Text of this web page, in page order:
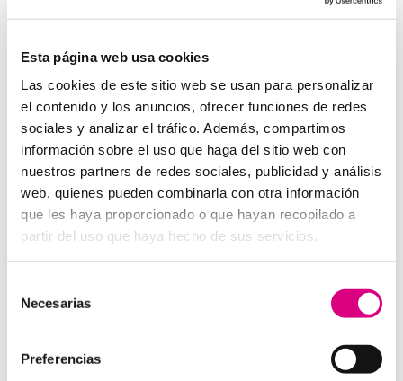
Esta página web usa cookies
Las cookies de este sitio web se usan para personalizar
el contenido y los anuncios, ofrecer funciones de redes
sociales y analizar el tráfico. Además, compartimos
información sobre el uso que haga del sitio web con
nuestros partners de redes sociales, publicidad y análisis
web, quienes pueden combinarla con otra información
que les haya proporcionado o que hayan recopilado a
partir del uso que haya hecho de sus servicios.
Necesarias
Preferencias
System Network, tu operadora de telefonía
virtual en España
que nos permitas estudiar tu caso particular.
Aunque si lo prefieres, puedes enviarnos un correo
electrónico a
virtual@networkes.com
o llamarnos al
900 800 806 .
Tenemos más de
15 años de experiencia en
instalación de sistemas de telefonía virtual.
Gracias a su rápida integración, permite gran
flexibilidad en el aprovisionamiento de servicios, así
como la creación virtual de centrales telefónicas
virtuales dimensionadas a las necesidades de cada
cliente.
Enviar comentario